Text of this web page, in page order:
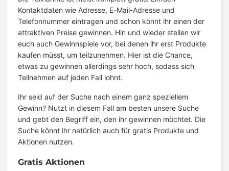
Kontaktdaten wie Adresse, E-Mail-Adresse und
Telefonnummer eintragen und schon könnt ihr einen der
attraktiven Preise gewinnen. Hin und wieder stellen wir
euch auch Gewinnspiele vor, bei denen ihr erst Produkte
kaufen müsst, um teilzunehmen. Hier ist die Chance,
etwas zu gewinnen allerdings sehr hoch, sodass sich
Teilnehmen auf jeden Fall lohnt.
Ihr seid auf der Suche nach einem ganz speziellem
Gewinn? Nutzt in diesem Fall am besten unsere Suche
und gebt den Begriff ein, den ihr gewinnen möchtet. Die
Suche könnt ihr natürlich auch für gratis Produkte und
Aktionen nutzen.
Gratis Aktionen